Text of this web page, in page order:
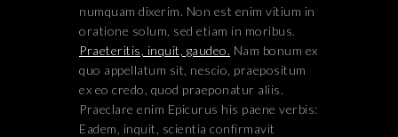
numquam dixerim. Non est enim vitium in
oratione solum, sed etiam in moribus.
Praeteritis, inquit, gaudeo. Nam bonum ex
quo appellatum sit, nescio, praepositum
ex eo credo, quod praeponatur aliis.
Praeclare enim Epicurus his paene verbis:
Eadem, inquit, scientia confirmavit